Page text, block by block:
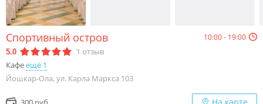
Спортивный остров 10:00 - 19:00
5.0 1 отзыв
Кафеещё 1
Йошкар-Ола, ул. Карла Маркса 103
На карте